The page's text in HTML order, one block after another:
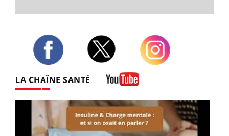
LA CHAÎNE SANTÉ